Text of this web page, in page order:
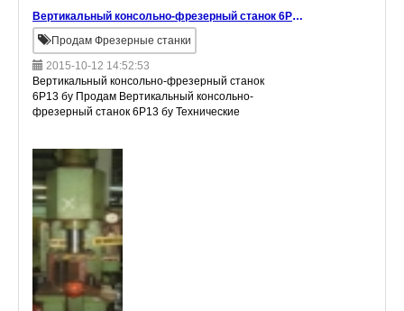
Вертикальный консольно-фрезерный станок 6Р13 бу
Продам Фрезерные станки
2015-10-12 14:52:53
Вертикальный консольно-фрезерный станок
6Р13 бу Продам Вертикальный консольно-
фрезерный станок 6Р13 бу Технические